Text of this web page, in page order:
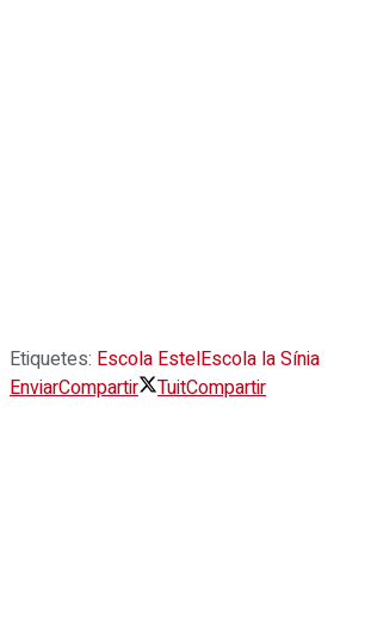
Etiquetes: Escola EstelEscola la Sínia
EnviarCompartir TuitCompartir